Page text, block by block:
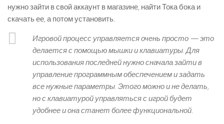
нужно зайти в свой аккаунт в магазине, найти Тока бока и
скачать ее, а потом установить.
Игровой процесс управляется очень просто — это
делается с помощью мышки и клавиатуры. Для
использования последней нужно сначала зайти в
управление программным обеспечением и задать
все нужные параметры. Этого можно и не делать,
но с клавиатурой управляться с игрой будет
удобнее и она станет более функциональной.